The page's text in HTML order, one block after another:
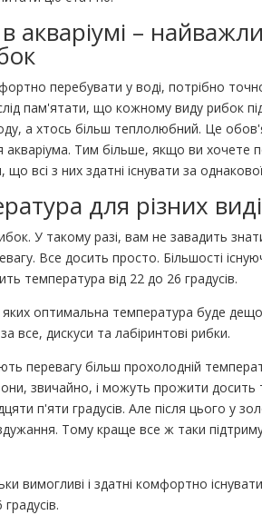
акваріумі –
перебувати у воді, потрібно
пам'ятати, що кожному виду рибок
а хтось більш теплолюбний. Це
Тим більше, якщо ви хочете
всі з них здатні існувати за
для різних
У такому разі, вам не завадить
Все досить просто. Більшості
температура від 22 до 26 градусів.
яких оптимальна температура буде
все, дискуси та лабіринтові рибки.
перевагу більш прохолодній
звичайно, і можуть прожити досить
п'яти градусів. Але після цього у
Тому краще все ж таки
вимогливі і здатні комфортно